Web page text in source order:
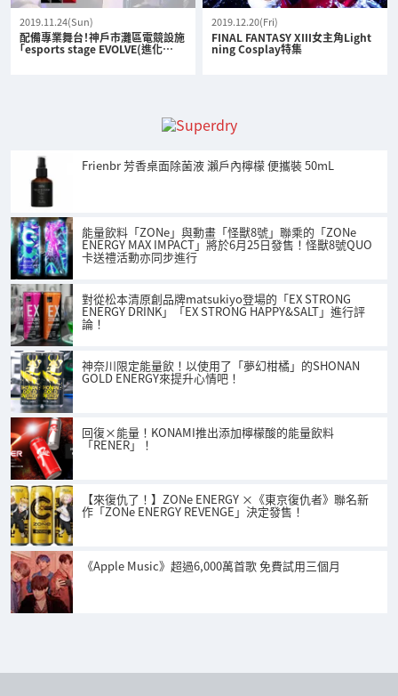
2019.11.24(Sun)
配備專業舞台！神戶市灘區電競設施
「esports stage EVOLVE(進化…
2019.12.20(Fri)
FINAL FANTASY XIII女主角Light
ning Cosplay特集
Frienbr 芳香桌面除菌液 瀨戶內檸檬 便攜裝 50mL
能量飲料「ZONe」與動畫「怪獸8號」聯乘的「ZONe
ENERGY MAX IMPACT」將於6月25日發售！怪獸8號QUO
卡送禮活動亦同步進行
對從松本清原創品牌matsukiyo登場的「EX STRONG
ENERGY DRINK」「EX STRONG HAPPY&SALT」進行評
論！
神奈川限定能量飲！以使用了「夢幻柑橘」的SHONAN
GOLD ENERGY來提升心情吧！
回復×能量！KONAMI推出添加檸檬酸的能量飲料
「RENER」！
【來復仇了！】ZONe ENERGY ×《東京復仇者》聯名新
作「ZONe ENERGY REVENGE」決定發售！
《Apple Music》超過6,000萬首歌 免費試用三個月